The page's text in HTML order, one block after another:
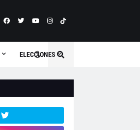
ELECCIONES